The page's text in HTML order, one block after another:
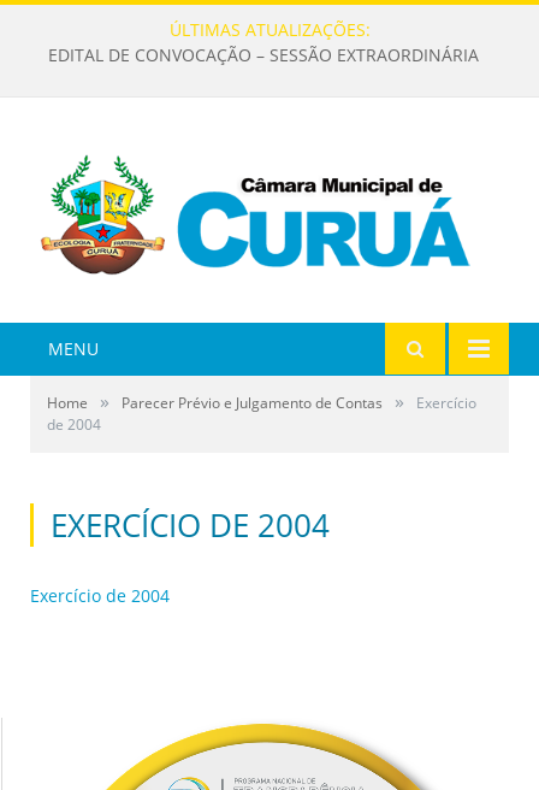
ÚLTIMAS ATUALIZAÇÕES:
EDITAL DE CONVOCAÇÃO – SESSÃO EXTRAORDINÁRIA
MENU
Home » Parecer Prévio e Julgamento de Contas »
Exercício
de 2004
EXERCÍCIO DE 2004
Exercício de 2004